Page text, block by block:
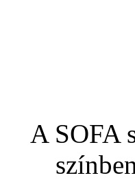
A SOFA